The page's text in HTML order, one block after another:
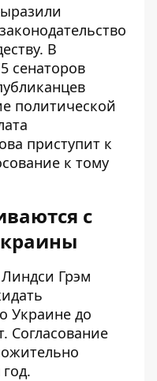
В
сенаторов
политической
приступит к
к тому
с
Грэм
Украине до
Согласование